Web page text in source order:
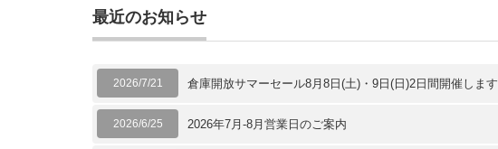
最近のお知らせ
2026/7/21 倉庫開放サマーセール8月8日(土)・9日(日)2日間開催します
2026/6/25 2026年7月-8月営業日のご案内